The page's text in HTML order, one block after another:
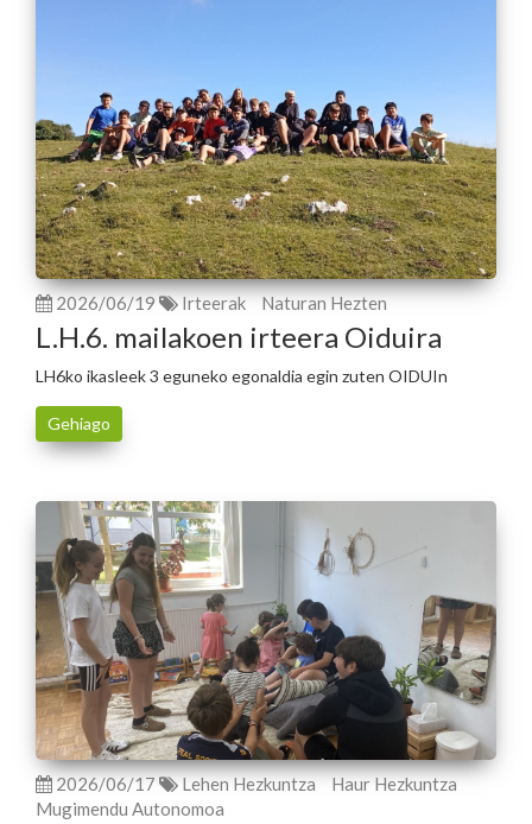
2026/06/19 Irteerak Naturan Hezten
L.H.6. mailakoen irteera Oiduira
LH6ko ikasleek 3 eguneko egonaldia egin zuten OIDUIn
Gehiago
2026/06/17 Lehen Hezkuntza
Haur Hezkuntza
Mugimendu Autonomoa